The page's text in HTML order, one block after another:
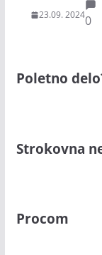
23.09. 20240
Poletno
Strokovna
Procom